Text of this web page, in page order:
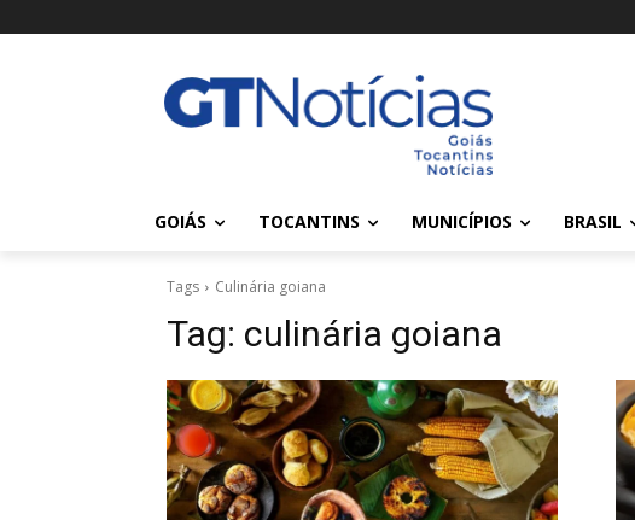
GOIÁS TOCANTINS MUNICÍPIOS BRASIL
Tags Culinária goiana
Tag: culinária goiana